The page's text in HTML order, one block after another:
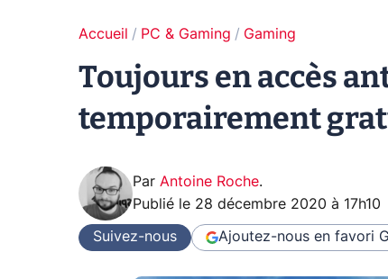
Accueil PC & Gaming Gaming
Toujours en accès
temporairement
Par Antoine Roche.
Publié le 28 décembre 2020 à 17h10
Suivez-nous Ajoutez-nous en favori